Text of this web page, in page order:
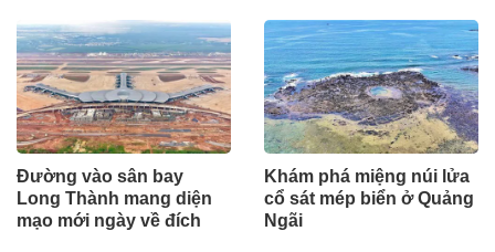
Đường vào sân bay
Long Thành mang diện
mạo mới ngày về đích
Khám phá miệng núi lửa
cổ sát mép biển ở Quảng
Ngãi